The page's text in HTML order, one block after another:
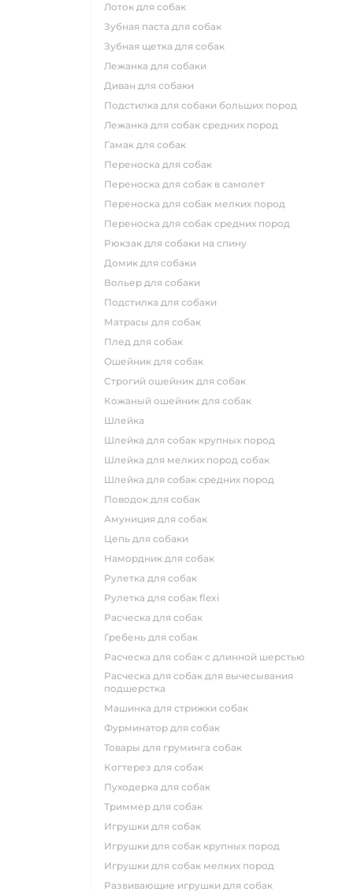
лоток для собак
зубная паста для собак
зубная щетка для собак
лежанка для собаки
диван для собаки
подстилка для собаки больших пород
лежанка для собак средних пород
гамак для собак
переноска для собак
переноска для собак в самолет
переноска для собак мелких пород
переноска для собак средних пород
рюкзак для собаки на спину
домик для собаки
вольер для собаки
подстилка для собаки
матрасы для собак
плед для собак
ошейник для собак
строгий ошейник для собак
кожаный ошейник для собак
шлейка
шлейка для собак крупных пород
шлейка для мелких пород собак
шлейка для собак средних пород
поводок для собак
амуниция для собак
цепь для собаки
намордник для собак
рулетка для собак
рулетка для собак flexi
расческа для собак
гребень для собак
расческа для собак с длинной шерстью
расческа для собак для вычесывания
подшерстка
машинка для стрижки собак
фурминатор для собак
товары для груминга собак
когтерез для собак
пуходерка для собак
триммер для собак
игрушки для собак
игрушки для собак крупных пород
игрушки для собак мелких пород
развивающие игрушки для собак